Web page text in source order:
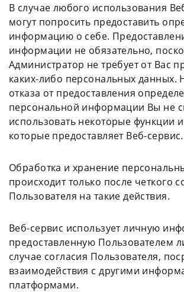
В случае любого использования
могут попросить предоставить
информацию о себе.
информации не обязательно,
Администратор не требует от Вас
каких-либо персональных данных.
отказа от предоставления
персональной информации Вы не
использовать некоторые функции
которые предоставляет Веб-сервис.
Обработка и хранение
происходит только после четкого
Пользователя на такие действия.
Веб-сервис использует личную
предоставленную Пользователем
случае согласия Пользователя,
взаимодействия с другими
платформами.